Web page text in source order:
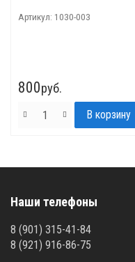
Артикул: 1030-003
800руб.
Наши телефоны
8 (901) 315-41-84
8 (921) 916-86-75